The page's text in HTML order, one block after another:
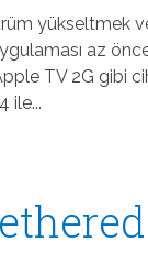
yükseltmek
az
TV 2G gibi
ile...